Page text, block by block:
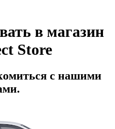
в магазин
Store
с нашими